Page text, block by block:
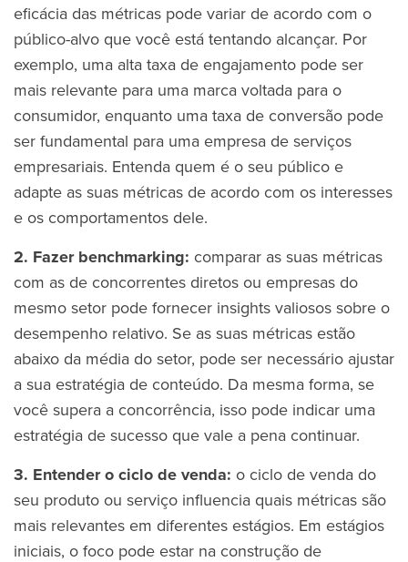
eficácia das métricas pode variar de acordo com o
público-alvo que você está tentando alcançar. Por
exemplo, uma alta taxa de engajamento pode ser
mais relevante para uma marca voltada para o
consumidor, enquanto uma taxa de conversão pode
ser fundamental para uma empresa de serviços
empresariais. Entenda quem é o seu público e
adapte as suas métricas de acordo com os interesses
e os comportamentos dele.
2. Fazer benchmarking: comparar as suas métricas
com as de concorrentes diretos ou empresas do
mesmo setor pode fornecer insights valiosos sobre o
desempenho relativo. Se as suas métricas estão
abaixo da média do setor, pode ser necessário ajustar
a sua estratégia de conteúdo. Da mesma forma, se
você supera a concorrência, isso pode indicar uma
estratégia de sucesso que vale a pena continuar.
3. Entender o ciclo de venda: o ciclo de venda do
seu produto ou serviço influencia quais métricas são
mais relevantes em diferentes estágios. Em estágios
iniciais, o foco pode estar na construção de